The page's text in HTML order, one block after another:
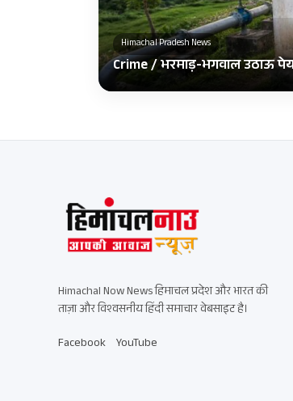
Himachal Pradesh News
Crime / भरमाड़-भगवाल उठाऊ
Himachal Now News हिमाचल प्रदेश और भारत की
ताज़ा और विश्वसनीय हिंदी समाचार वेबसाइट है।
Facebook YouTube